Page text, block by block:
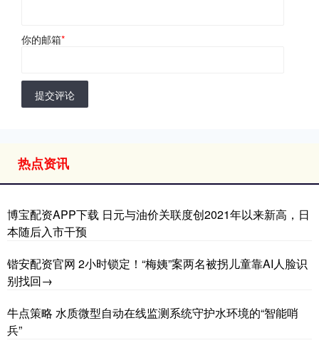
你的邮箱*
提交评论
热点资讯
博宝配资APP下载 日元与油价关联度创2021年以来新高，日
本随后入市干预
锴安配资官网 2小时锁定！“梅姨”案两名被拐儿童靠AI人脸识
别找回→
牛点策略 水质微型自动在线监测系统守护水环境的“智能哨
兵”